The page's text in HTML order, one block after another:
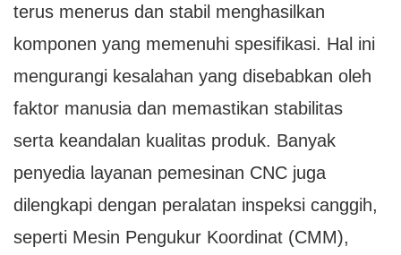
terus menerus dan stabil menghasilkan
komponen yang memenuhi spesifikasi. Hal ini
mengurangi kesalahan yang disebabkan oleh
faktor manusia dan memastikan stabilitas
serta keandalan kualitas produk. Banyak
penyedia layanan pemesinan CNC juga
dilengkapi dengan peralatan inspeksi canggih,
seperti Mesin Pengukur Koordinat (CMM),